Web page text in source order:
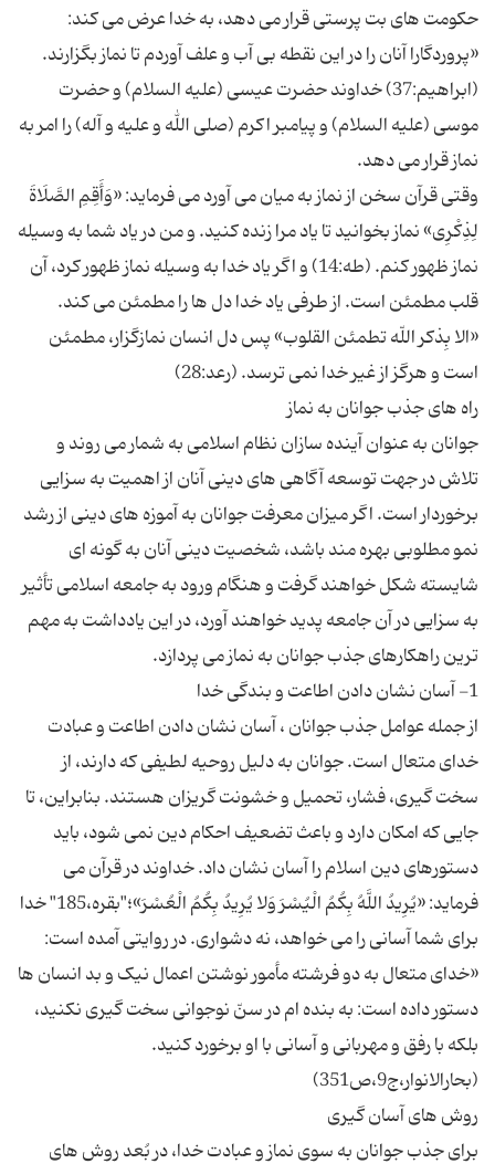
حکومت های بت پرستی قرار می دهد، به خدا عرض می کند:
«پروردگارا آنان را در این نقطه بی آب و علف آوردم تا نماز بگزارند.
(ابراهیم:37) خداوند حضرت عیسی (علیه السلام) و حضرت
موسی (علیه السلام) و پیامبر اکرم (صلی الله و علیه و آله) را امر به
وقتی قرآن سخن از نماز به میان می آورد می فرماید: «وَأَقِمِ الصَّلَاةَ
لِذِكْرِی» نماز بخوانید تا یاد مرا زنده کنید. و من در یاد شما به وسیله
نماز ظهور کنم. (طه:14) و اگر یاد خدا به وسیله نماز ظهور کرد، آن
«الا بِذکر اللّه تطمئن القلوب» پس دل انسان نمازگزار، مطمئن
جوانان به عنوان آینده سازان نظام اسلامی به شمار می روند و
تلاش در جهت توسعه آگاهی های دینی آنان از اهمیت به سزایی
برخوردار است. اگر میزان معرفت جوانان به آموزه های دینی از رشد
نمو مطلوبی بهره مند باشد، شخصیت دینی آنان به گونه ای
شایسته شکل خواهند گرفت و هنگام ورود به جامعه اسلامی تأثیر
به سزایی در آن جامعه پدید خواهند آورد، در این یادداشت به مهم
از جمله عوامل جذب جوانان ، آسان نشان دادن اطاعت و عبادت
خدای متعال است. جوانان به دلیل روحیه لطیفی که دارند، از
سخت گیری، فشار، تحمیل و خشونت گریزان هستند. بنابراین، تا
جایی که امکان دارد و باعث تضعیف احکام دین نمی شود، باید
دستورهای دین اسلام را آسان نشان داد. خداوند در قرآن می
فرماید: «یُرِیدُ اللَّهُ بِکُمُ الْیُسْرَ وَلا یُرِیدُ بِکُمُ الْعُسْرَ»؛"بقره،185" خدا
برای شما آسانی را می خواهد، نه دشواری. در روایتی آمده است:
«خدای متعال به دو فرشته مأمور نوشتن اعمال نیک و بد انسان ها
دستور داده است: به بنده ام در سنّ نوجوانی سخت گیری نکنید،
بلکه با رفق و مهربانی و آسانی با او برخورد کنید.
برای جذب جوانان به سوی نماز و عبادت خدا، در بُعد روش های